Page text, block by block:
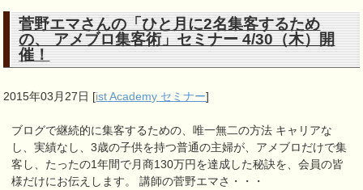
菅野エマさんの「ひと月に2名集客するため
の、 アメブロ集客術」セミナー 4/30（木）開
催！
2015年03月27日 [ist Academy セミナー]
ブログで継続的に集客するための、唯一無二の方法 キャリアな
し、実績なし、3歳の子供を持つ普通の主婦が、アメブロだけで集
客し、たったの1年間で月商130万円を達成した秘訣を、会員の皆
様だけにお伝えします。 講師の菅野エマさ・・・